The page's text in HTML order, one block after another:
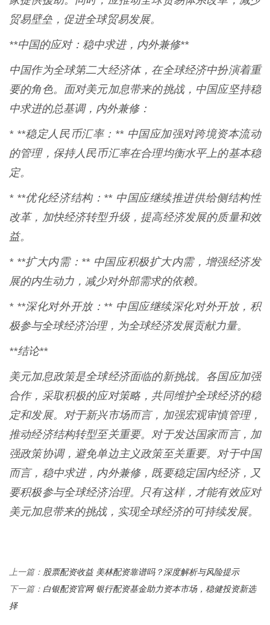
贸易壁垒，促进全球贸易发展。
**中国的应对：稳中求进，内外兼修**
中国作为全球第二大经济体，在全球经济中扮演着重
要的角色。面对美元加息带来的挑战，中国应坚持稳
中求进的总基调，内外兼修：
* **稳定人民币汇率：** 中国应加强对跨境资本流动
的管理，保持人民币汇率在合理均衡水平上的基本稳
定。
* **优化经济结构：** 中国应继续推进供给侧结构性
改革，加快经济转型升级，提高经济发展的质量和效
益。
* **扩大内需：** 中国应积极扩大内需，增强经济发
展的内生动力，减少对外部需求的依赖。
* **深化对外开放：** 中国应继续深化对外开放，积
极参与全球经济治理，为全球经济发展贡献力量。
**结论**
美元加息政策是全球经济面临的新挑战。各国应加强
合作，采取积极的应对策略，共同维护全球经济的稳
定和发展。对于新兴市场而言，加强宏观审慎管理，
推动经济结构转型至关重要。对于发达国家而言，加
强政策协调，避免单边主义政策至关重要。对于中国
而言，稳中求进，内外兼修，既要稳定国内经济，又
要积极参与全球经济治理。只有这样，才能有效应对
美元加息带来的挑战，实现全球经济的可持续发展。
上一篇： 股票配资收益 美林配资靠谱吗？深度解析与风险提示
下一篇： 白银配资官网 银行配资基金助力资本市场，稳健投资新选
择